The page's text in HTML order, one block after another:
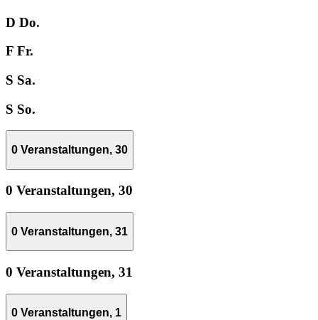
D Do.
F Fr.
S Sa.
S So.
0 Veranstaltungen, 30
0 Veranstaltungen, 30
0 Veranstaltungen, 31
0 Veranstaltungen, 31
0 Veranstaltungen, 1